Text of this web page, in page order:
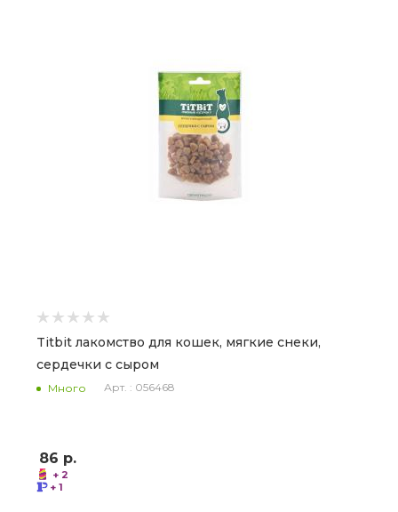
Titbit лакомство для кошек, мягкие снеки,
сердечки с сыром
Много Арт. : 056468
86 р.
+ 2
+ 1